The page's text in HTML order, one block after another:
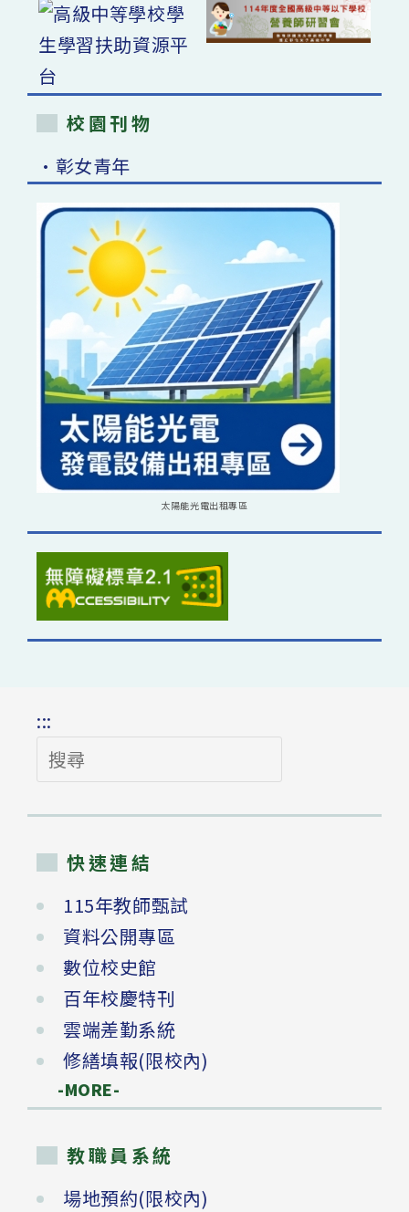
校園刊物
•彰女青年
太陽能光電出租專區
:::
搜
尋
快速連結
115年教師甄試
資料公開專區
數位校史館
百年校慶特刊
雲端差勤系統
修繕填報(限校內)
-MORE-
教職員系統
場地預約(限校內)